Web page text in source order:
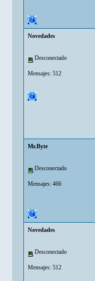
Novedades
Desconectado
Mensajes: 512
Mr.Byte
Desconectado
Mensajes: 466
Novedades
Desconectado
Mensajes: 512